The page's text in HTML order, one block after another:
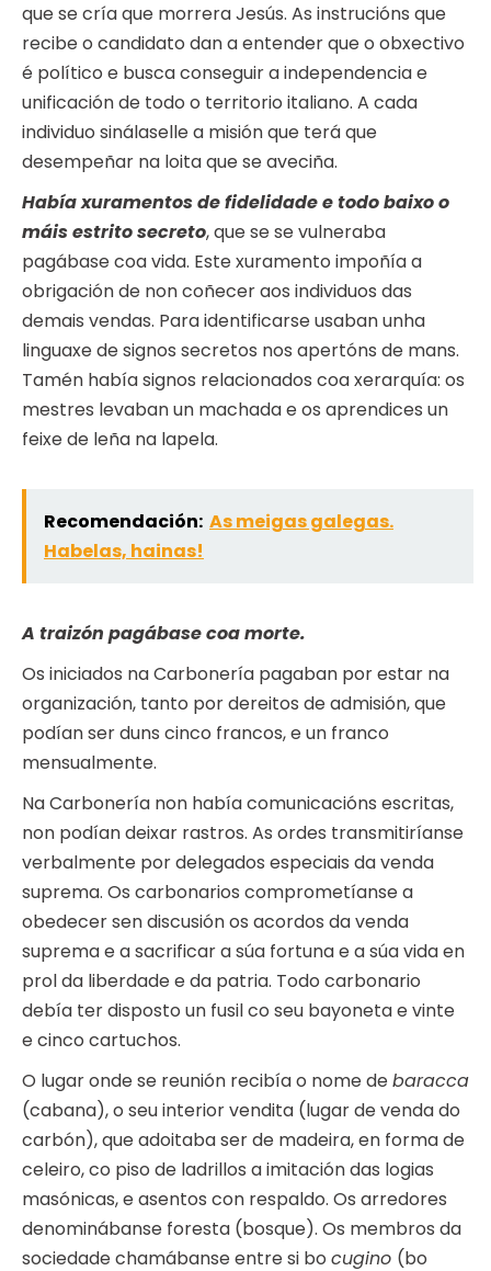
que se cría que morrera Jesús. As instrucións que
recibe o candidato dan a entender que o obxectivo
é político e busca conseguir a independencia e
unificación de todo o territorio italiano. A cada
individuo sinálaselle a misión que terá que
desempeñar na loita que se aveciña.
Había xuramentos de fidelidade e todo baixo o
máis estrito secreto, que se se vulneraba
pagábase coa vida. Este xuramento impoñía a
obrigación de non coñecer aos individuos das
demais vendas. Para identificarse usaban unha
linguaxe de signos secretos nos apertóns de mans.
Tamén había signos relacionados coa xerarquía: os
mestres levaban un machada e os aprendices un
feixe de leña na lapela.
Recomendación: As meigas galegas.
Habelas, hainas!
A traizón pagábase coa morte.
Os iniciados na Carbonería pagaban por estar na
organización, tanto por dereitos de admisión, que
podían ser duns cinco francos, e un franco
mensualmente.
Na Carbonería non había comunicacións escritas,
non podían deixar rastros. As ordes transmitiríanse
verbalmente por delegados especiais da venda
suprema. Os carbonarios comprometíanse a
obedecer sen discusión os acordos da venda
suprema e a sacrificar a súa fortuna e a súa vida en
prol da liberdade e da patria. Todo carbonario
debía ter disposto un fusil co seu bayoneta e vinte
e cinco cartuchos.
O lugar onde se reunión recibía o nome debaracca
(cabana), o seu interior vendita (lugar de venda do
carbón), que adoitaba ser de madeira, en forma de
celeiro, co piso de ladrillos a imitación das logias
masónicas, e asentos con respaldo. Os arredores
denominábanse foresta (bosque). Os membros da
sociedade chamábanse entre si bo cugino (bo